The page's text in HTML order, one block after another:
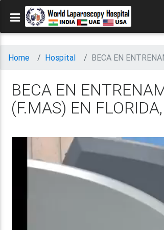
Home Hospital BECA EN
BECA EN
(F.MAS) EN